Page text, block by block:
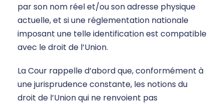
par son nom réel et/ou son adresse physique
actuelle, et si une réglementation nationale
imposant une telle identification est compatible
avec le droit de l’Union.
La Cour rappelle d’abord que, conformément à
une jurisprudence constante, les notions du
droit de l’Union qui ne renvoient pas